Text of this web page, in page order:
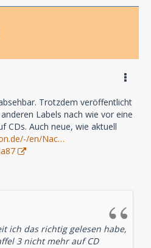
Trotzdem veröffentlicht
Labels nach wie vor eine
CDs. Auch neue, wie aktuell
en/Nac…
ich das richtig gelesen habe,
3 nicht mehr auf CD